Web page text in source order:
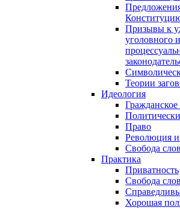
Призывы к
уголовного
Теории
Идеология
Право
Революция
Свобода
Практика
Приватность
Свобода
Хорошая